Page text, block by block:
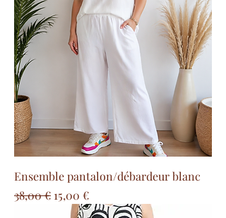
Ensemble pantalon/débardeur blanc
Precio
38,00 € Precio de oferta
15,00 €